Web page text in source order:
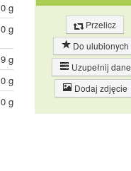
g
g
g
g
g
Przelicz
Do ulubionych
Uzupełnij dane
Dodaj zdjęcie